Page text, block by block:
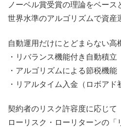
ノーベル賞受賞の理論をベース
世界水準のアルゴリズムで資産
自動運用だけにとどまらない高
・リバランス機能付き自動積立
・アルゴリズムによる節税機能
・リアルタイム入金（ロボアド
契約者のリスク許容度に応じて
ローリスク・ローリターンの「